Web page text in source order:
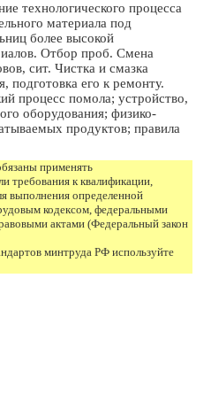
технологического процесса
материала под
более высокой
Отбор проб. Смена
сит. Чистка и смазка
подготовка его к ремонту.
процесс помола; устройство,
оборудования; физико-
продуктов; правила
применять
требования к квалификации,
выполнения определенной
кодексом, федеральными
актами (Федеральный закон
минтруда РФ используйте